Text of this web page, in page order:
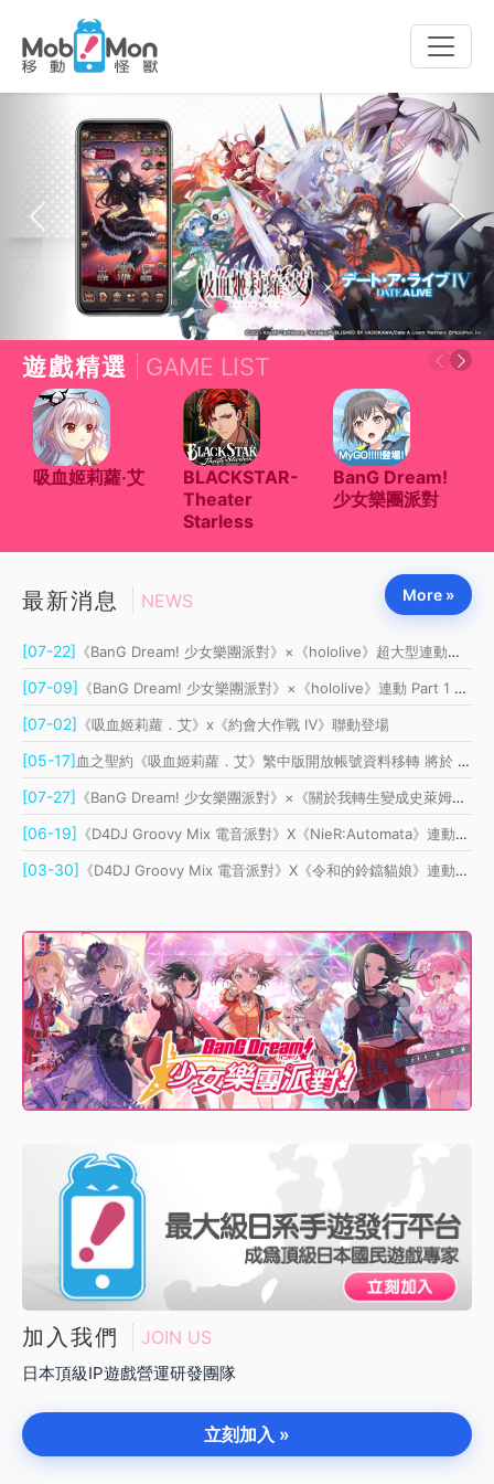
Toggle
Previous Next
遊戲精選 GAME LIST
吸血姬莉蘿‧艾
BLACKSTAR-
Theater
Starless
BanG Dream!
少女樂團派對
最新消息 NEWS More »
[07-22] 《BanG Dream! 少女樂團派對》×《hololive》超大型連動正式展開 Part 2
[07-09] 《BanG Dream! 少女樂團派對》×《hololive》連動 Part 1 登場
[07-02] 《吸血姬莉蘿．艾》x《約會大作戰 Ⅳ》聯動登場
[05-17]血之聖約《吸血姬莉蘿．艾》繁中版開放帳號資料移轉 將於 6 月重新上線
[07-27] 《BanG Dream! 少女樂團派對》×《關於我轉生變成史萊姆這檔事》連動開催！
[06-19] 《D4DJ Groovy Mix 電音派對》X《NieR:Automata》連動開催！
[03-30] 《D4DJ Groovy Mix 電音派對》X《令和的鈴鐺貓娘》連動開催！
加入我們 JOIN US
日本頂級IP遊戲營運研發團隊
立刻加入 »